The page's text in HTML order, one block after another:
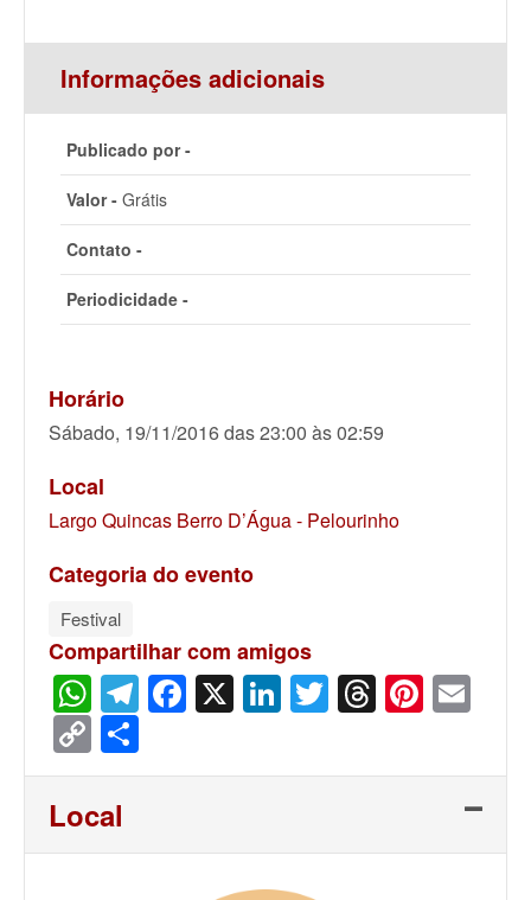
Informações adicionais
Publicado por -
Valor - Grátis
Contato -
Periodicidade -
Horário
Sábado, 19/11/2016 das 23:00 às 02:59
Local
Largo Quincas Berro D’Água - Pelourinho
Categoria do evento
Festival
Compartilhar com amigos
WhatsApp
Telegram
Facebook
X LinkedIn
Twitter
Threads
Copy
Link
Local